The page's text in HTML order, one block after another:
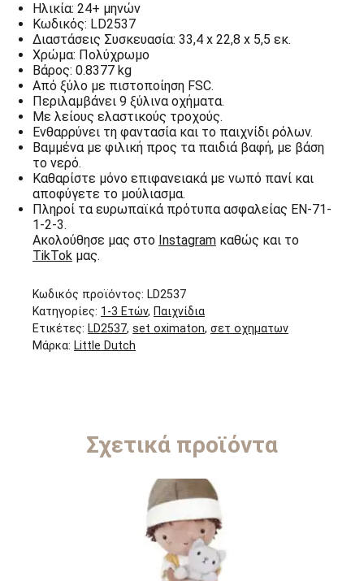
Ηλικία: 24+ μηνών
Κωδικός: LD2537
Διαστάσεις Συσκευασία: 33,4 x 22,8 x 5,5 εκ.
Χρώμα: Πολύχρωμo
Βάρος: 0.8377 kg
Από ξύλο με πιστοποίηση FSC.
Περιλαμβάνει 9 ξύλινα οχήματα.
Με λείους ελαστικούς τροχούς.
Ενθαρρύνει τη φαντασία και το παιχνίδι ρόλων.
Βαμμένα με φιλική προς τα παιδιά βαφή, με βάση
το νερό.
Καθαρίστε μόνο επιφανειακά με νωπό πανί και
αποφύγετε το μούλιασμα.
Πληροί τα ευρωπαϊκά πρότυπα ασφαλείας EN-71-
1-2-3.
Ακολούθησε μας στο Instagram καθώς και το
TikTok μας.
Κωδικός προϊόντος: LD2537
Κατηγορίες: 1-3 Ετών, Παιχνίδια
Ετικέτες: LD2537, set oximaton, σετ οχηματων
Μάρκα: Little Dutch
Σχετικά προϊόντα